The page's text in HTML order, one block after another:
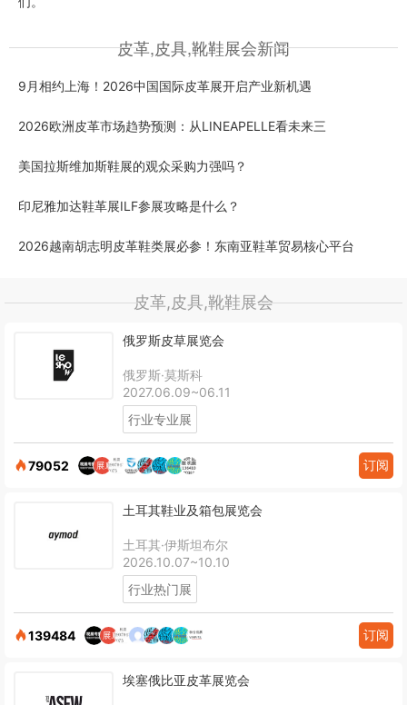
皮革,皮具,靴鞋展会新闻
9月相约上海！2026中国国际皮革展开启产业新机遇
2026欧洲皮革市场趋势预测：从LINEAPELLE看未来三
美国拉斯维加斯鞋展的观众采购力强吗？
印尼雅加达鞋革展ILF参展攻略是什么？
2026越南胡志明皮革鞋类展必参！东南亚鞋革贸易核心平台
皮革,皮具,靴鞋展会
俄罗斯皮草展览会
俄罗斯·莫斯科
2027.06.09~06.11
行业专业展
79052 订阅
土耳其鞋业及箱包展览会
土耳其·伊斯坦布尔
2026.10.07~10.10
行业热门展
139484 订阅
埃塞俄比亚皮革展览会